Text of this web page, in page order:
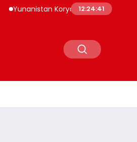
Yunanistan Korydallos Cezaevi’nde
12:24:42